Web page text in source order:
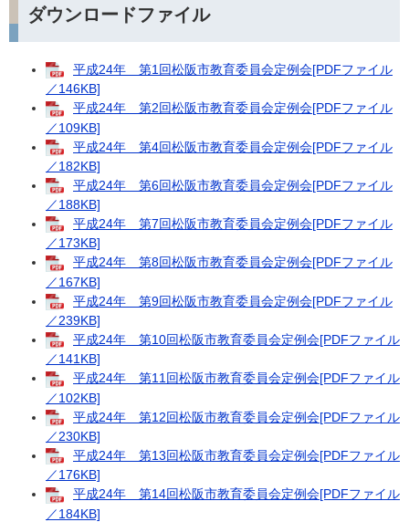
ダウンロードファイル
平成24年 第1回松阪市教育委員会定例会[PDFファイル
／146KB]
平成24年 第2回松阪市教育委員会定例会[PDFファイル
／109KB]
平成24年 第4回松阪市教育委員会定例会[PDFファイル
／182KB]
平成24年 第6回松阪市教育委員会定例会[PDFファイル
／188KB]
平成24年 第7回松阪市教育委員会定例会[PDFファイル
／173KB]
平成24年 第8回松阪市教育委員会定例会[PDFファイル
／167KB]
平成24年 第9回松阪市教育委員会定例会[PDFファイル
／239KB]
平成24年 第10回松阪市教育委員会定例会[PDFファイル
／141KB]
平成24年 第11回松阪市教育委員会定例会[PDFファイル
／102KB]
平成24年 第12回松阪市教育委員会定例会[PDFファイル
／230KB]
平成24年 第13回松阪市教育委員会定例会[PDFファイル
／176KB]
平成24年 第14回松阪市教育委員会定例会[PDFファイル
／184KB]